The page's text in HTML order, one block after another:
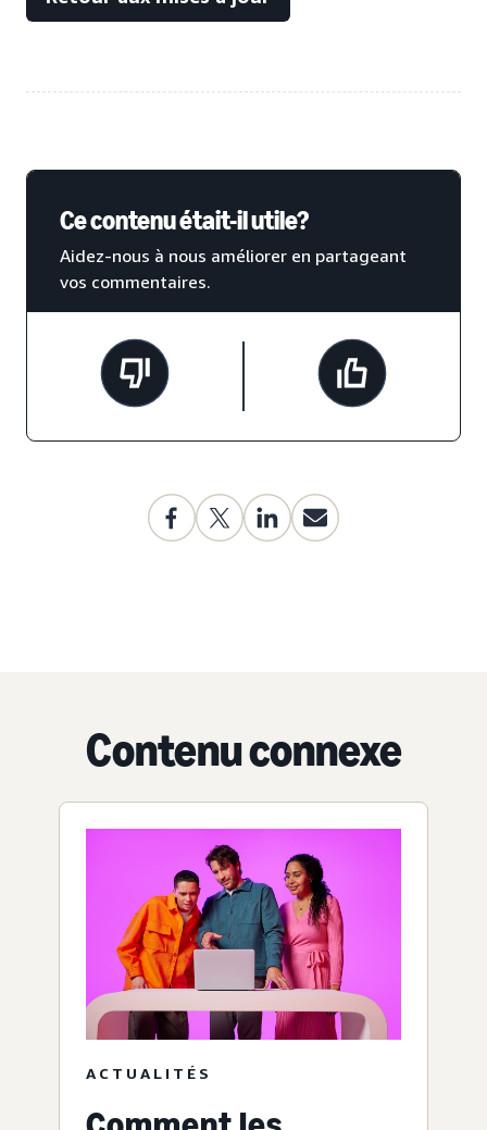
Ce contenu était-il utile?
Aidez-nous à nous améliorer en partageant
vos commentaires.
Contenu connexe
ACTUALITÉS